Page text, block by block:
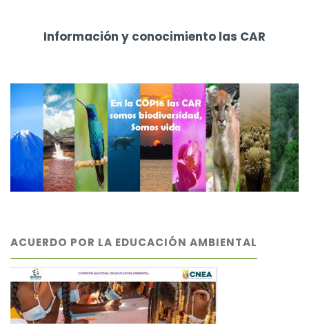
Información y conocimiento las CAR
ACUERDO POR LA EDUCACIÓN AMBIENTAL